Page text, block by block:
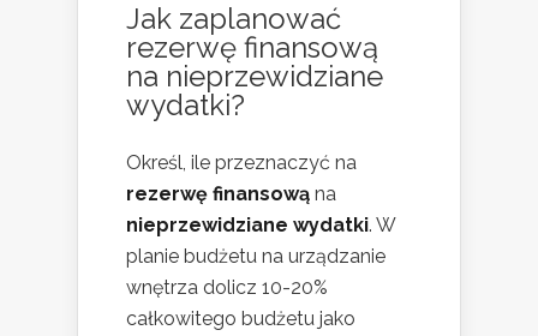
Jak zaplanować
rezerwę finansową
na nieprzewidziane
wydatki?
Określ, ile przeznaczyć na
rezerwę finansową na
nieprzewidziane wydatki. W
planie budżetu na urządzanie
wnętrza dolicz 10-20%
całkowitego budżetu jako